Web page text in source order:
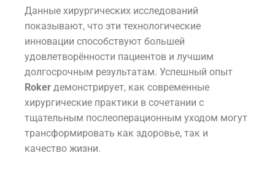
Данные хирургических исследований
показывают, что эти технологические
инновации способствуют большей
удовлетворённости пациентов и лучшим
долгосрочным результатам. Успешный опыт
Roker демонстрирует, как современные
хирургические практики в сочетании с
тщательным послеоперационным уходом могут
трансформировать как здоровье, так и
качество жизни.